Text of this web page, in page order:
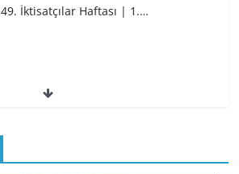
49. İktisatçılar Haftası | 1.…
49. İktisatçılar Haftası | 1.…